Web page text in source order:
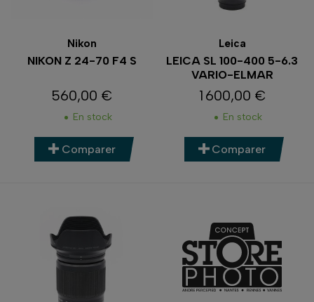
Nikon
NIKON Z 24-70 F4 S
Prix
560,00 €
En stock
Comparer
Leica
LEICA SL 100-400 5-6.3
VARIO-ELMAR
Prix
1 600,00 €
En stock
Comparer